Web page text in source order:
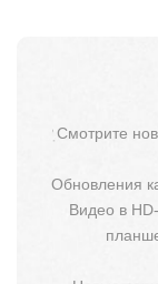
Смотрите
Обновления
Видео в